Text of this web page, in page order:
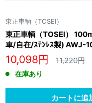
東正車輌（TOSEI）
東正車輌（TOSEI）
車/自在/ｽﾃﾝﾚｽ製) AWJ-
販
売
価
格
10,098円 通
常
11,220円
在庫あり
カートに追